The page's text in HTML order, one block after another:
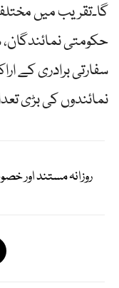
گا۔تقریب میں
حکومتی نمائندگان،
سفارتی برادری کے
نمائندوں کی بڑی
روزانہ مستند اور